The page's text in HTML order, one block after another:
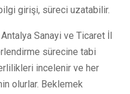
girişi, süreci uzatabilir.
Sanayi ve Ticaret İl
sürecine tabi
incelenir ve her
olurlar. Beklemek